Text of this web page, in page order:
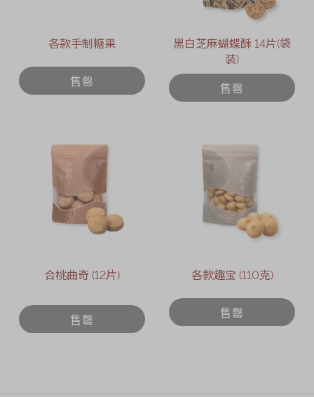
各款手制糖果
售罄
黑白芝麻蝴蝶酥 14片(袋
装)
售罄
合桃曲奇 (12片)
售罄
各款趣宝 (110克)
售罄